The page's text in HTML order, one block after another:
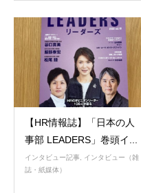
【HR情報誌】「日本の人
事部 LEADERS」巻頭イ...
インタビュー記事
インタビュー（雑
誌・紙媒体）